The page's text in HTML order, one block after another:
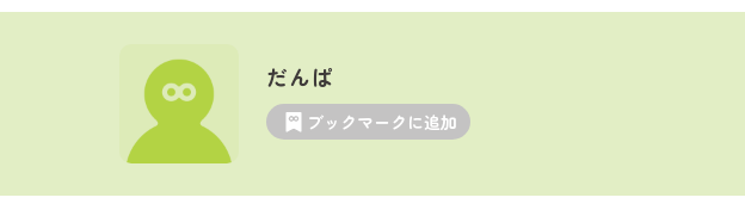
だんぱ
ブックマークに追加